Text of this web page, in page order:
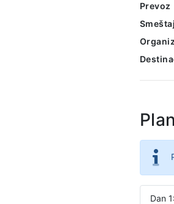
Prevoz
Smeštaj
Dan